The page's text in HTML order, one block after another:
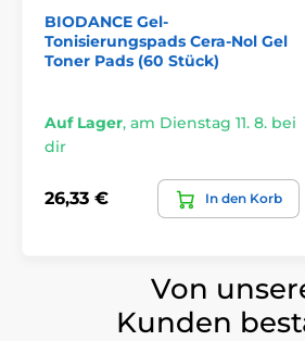
BIODANCE Gel-
Tonisierungspads Cera-Nol Gel
Toner Pads (60 Stück)
Auf Lager, am Dienstag 11. 8. bei
dir
26,33 € In den Korb
Von
Kunden